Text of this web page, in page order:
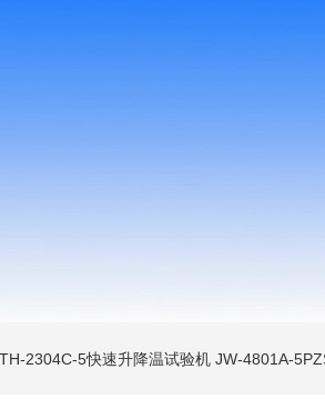
2304C-5快速升降温试验机 JW-4801A-